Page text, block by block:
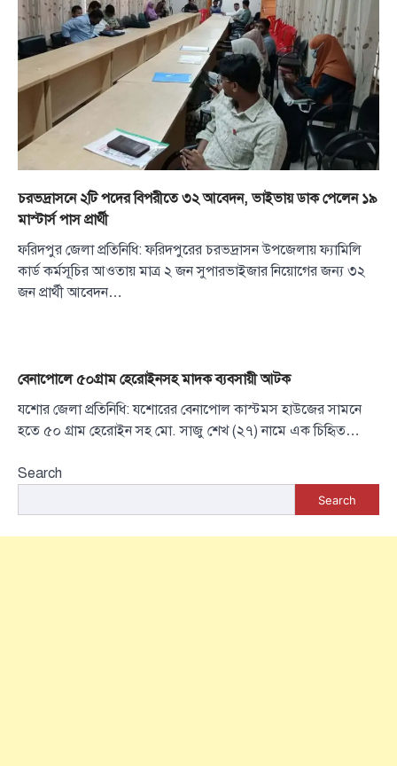
চরভদ্রাসনে ২টি পদের বিপরীতে ৩২ আবেদন, ভাইভায় ডাক পেলেন ১৯
মাস্টার্স পাস প্রার্থী
ফরিদপুর জেলা প্রতিনিধি: ফরিদপুরের চরভদ্রাসন উপজেলায় ফ্যামিলি
কার্ড কর্মসূচির আওতায় মাত্র ২ জন সুপারভাইজার নিয়োগের জন্য ৩২
জন প্রার্থী আবেদন…
বেনাপোলে ৫০গ্রাম হেরোইনসহ মাদক ব্যবসায়ী আটক
যশোর জেলা প্রতিনিধি: যশোরের বেনাপোল কাস্টমস হাউজের সামনে
হতে ৫০ গ্রাম হেরোইন সহ মো. সাজু শেখ (২৭) নামে এক চিহৃিত…
Search
Search